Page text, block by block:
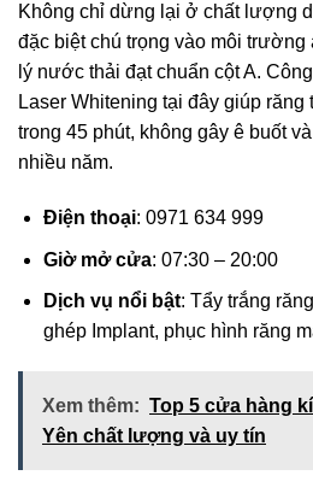
Không chỉ dừng lại ở chất lượng
đặc biệt chú trọng vào môi
lý nước thải đạt chuẩn cột A.
Laser Whitening tại đây giúp
trong 45 phút, không gây ê buốt
nhiều năm.
Điện thoại: 0971 634 999
Giờ mở cửa: 07:30 – 20:00
Dịch vụ nổi bật: Tẩy trắng
ghép Implant, phục hình răng
Xem thêm: Top 5 cửa hàng
Yên chất lượng và uy tín